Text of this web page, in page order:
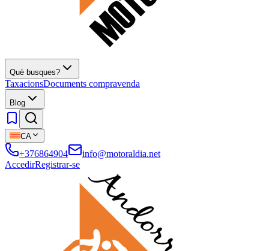
Què busques?
TaxacionsDocuments compravenda
Blog
CA
+376864904
info@motoraldia.net
AccedirRegistrar-se